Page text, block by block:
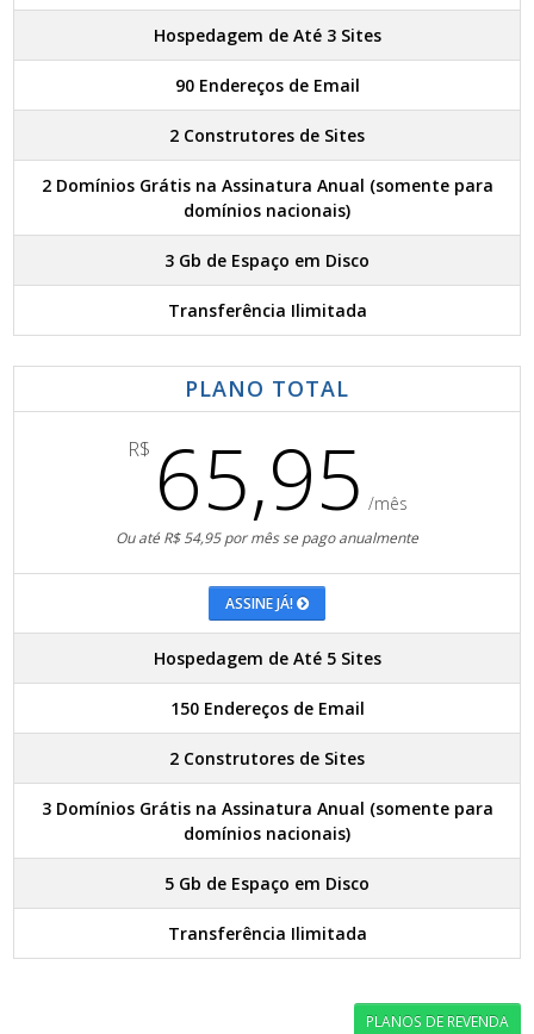
Hospedagem de Até 3 Sites
90 Endereços de Email
2 Construtores de Sites
2 Domínios Grátis na Assinatura Anual (somente para
domínios nacionais)
3 Gb de Espaço em Disco
Transferência Ilimitada
PLANO TOTAL
R$ 65,95 /mês
Ou até R$ 54,95 por mês se pago anualmente
ASSINE JÁ!
Hospedagem de Até 5 Sites
150 Endereços de Email
2 Construtores de Sites
3 Domínios Grátis na Assinatura Anual (somente para
domínios nacionais)
5 Gb de Espaço em Disco
Transferência Ilimitada
PLANOS DE REVENDA